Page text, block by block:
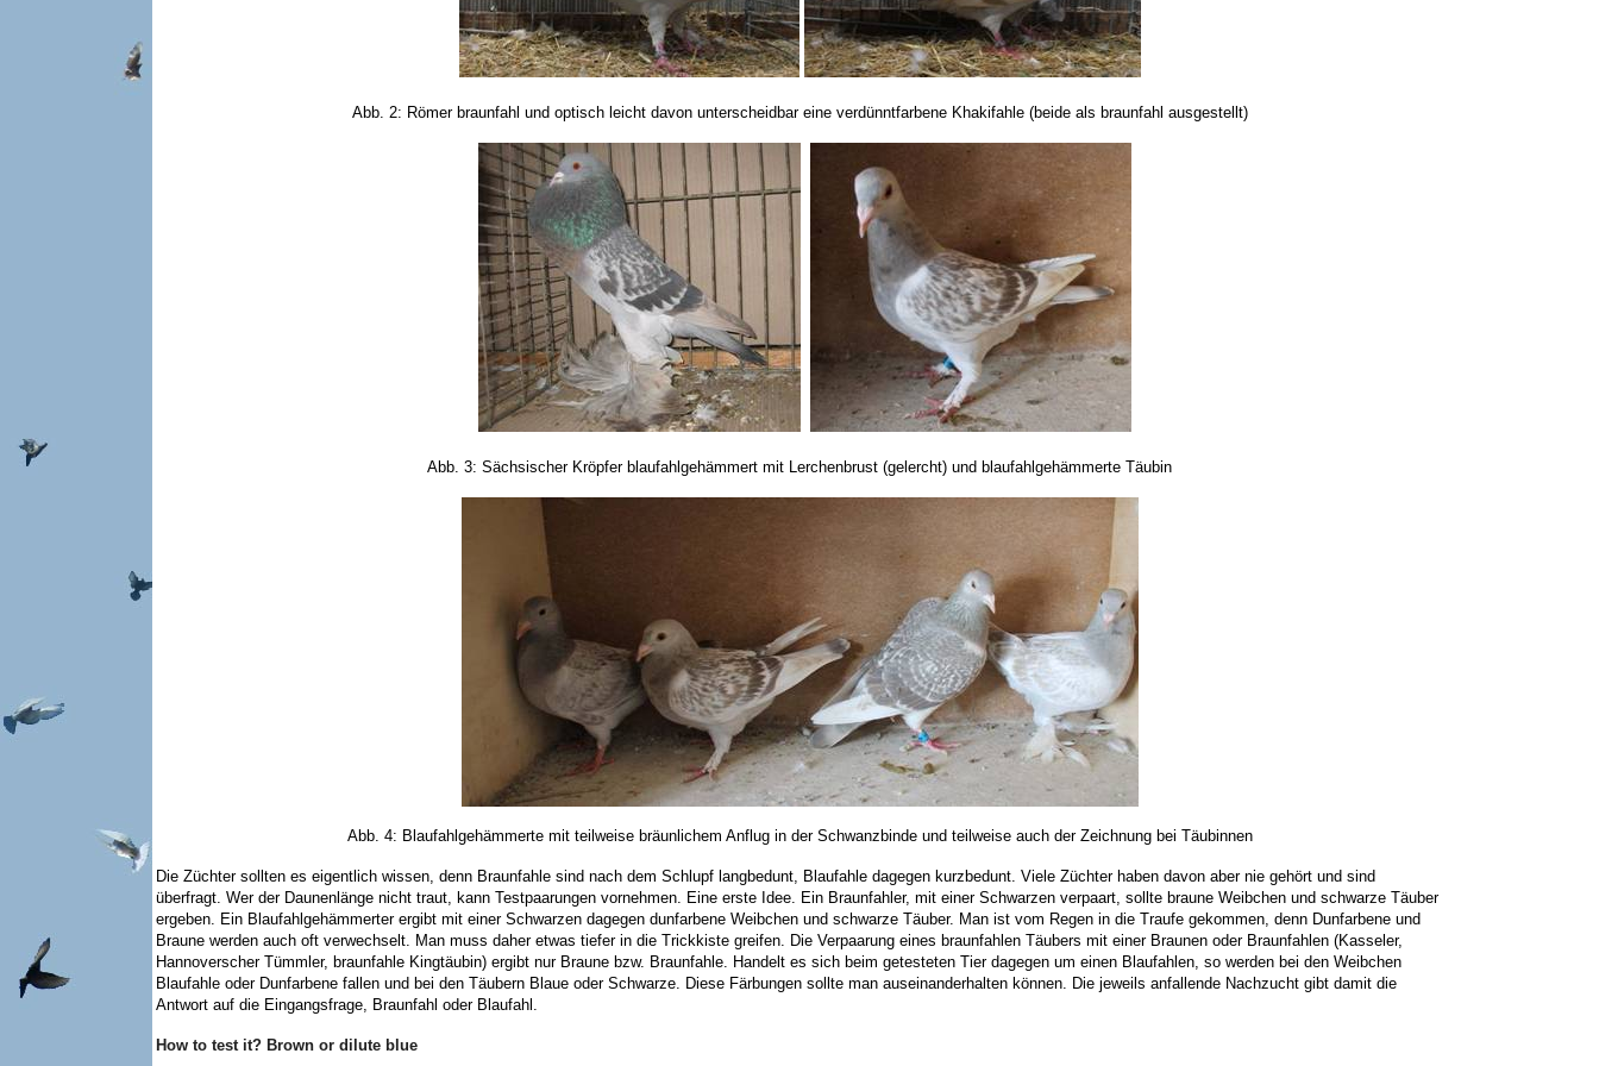
Abb. 2: Römer braunfahl und optisch leicht davon unterscheidbar eine verdünntfarbene Khakifahle (beide als braunfahl ausgestellt)
Abb. 3: Sächsischer Kröpfer blaufahlgehämmert mit Lerchenbrust (gelercht) und blaufahlgehämmerte Täubin
Abb. 4: Blaufahlgehämmerte mit teilweise bräunlichem Anflug in der Schwanzbinde und teilweise auch der Zeichnung bei Täubinnen
Die Züchter sollten es eigentlich wissen, denn Braunfahle sind nach dem Schlupf langbedunt, Blaufahle dagegen kurzbedunt. Viele Züchter haben davon aber nie gehört und sind
überfragt. Wer der Daunenlänge nicht traut, kann Testpaarungen vornehmen. Eine erste Idee. Ein Braunfahler, mit einer Schwarzen verpaart, sollte braune Weibchen und schwarze Täuber
ergeben. Ein Blaufahlgehämmerter ergibt mit einer Schwarzen dagegen dunfarbene Weibchen und schwarze Täuber. Man ist vom Regen in die Traufe gekommen, denn Dunfarbene und
Braune werden auch oft verwechselt. Man muss daher etwas tiefer in die Trickkiste greifen. Die Verpaarung eines braunfahlen Täubers mit einer Braunen oder Braunfahlen (Kasseler,
Hannoverscher Tümmler, braunfahle Kingtäubin) ergibt nur Braune bzw. Braunfahle. Handelt es sich beim getesteten Tier dagegen um einen Blaufahlen, so werden bei den Weibchen
Blaufahle oder Dunfarbene fallen und bei den Täubern Blaue oder Schwarze. Diese Färbungen sollte man auseinanderhalten können. Die jeweils anfallende Nachzucht gibt damit die
Antwort auf die Eingangsfrage, Braunfahl oder Blaufahl.
How to test it? Brown or dilute blue